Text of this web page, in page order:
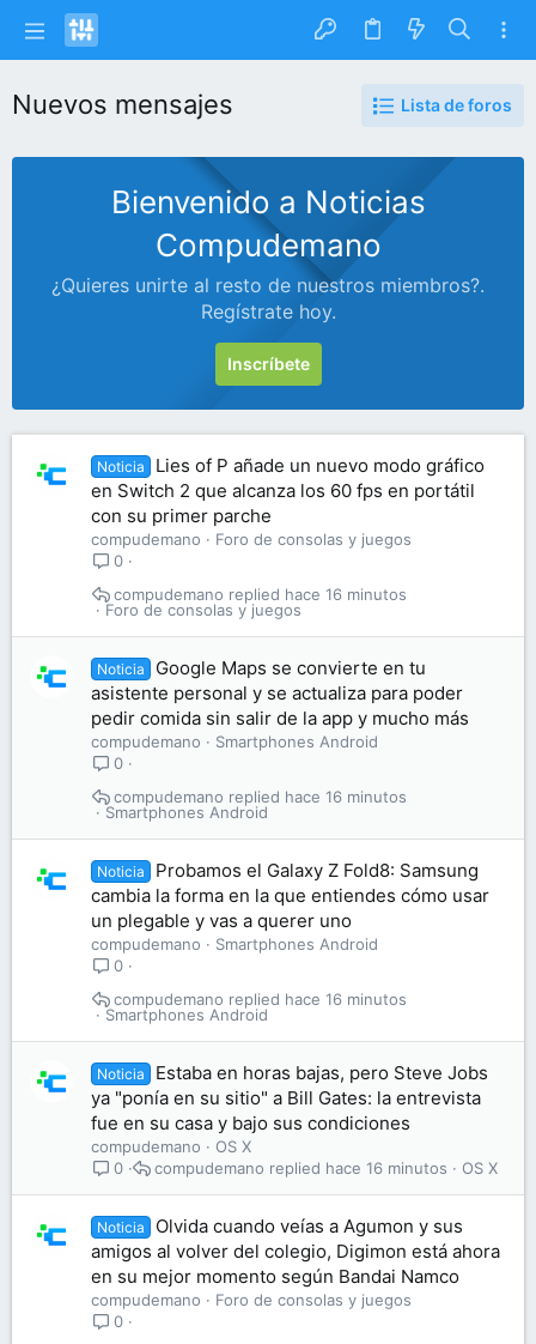
Nuevos mensajes Lista de foros
Bienvenido a Noticias
Compudemano
¿Quieres unirte al resto de nuestros miembros?.
Regístrate hoy.
Inscríbete
Noticia
Lies of P añade un nuevo modo gráfico
en Switch 2 que alcanza los 60 fps en portátil
con su primer parche
compudemano
Foro de consolas y juegos
0
Foro de consolas y juegos
hace 16 minutos
compudemano
Noticia
Google Maps se convierte en tu
asistente personal y se actualiza para poder
pedir comida sin salir de la app y mucho más
compudemano
Smartphones Android
0
Smartphones Android
hace 16 minutos
compudemano
Noticia
Probamos el Galaxy Z Fold8: Samsung
cambia la forma en la que entiendes cómo usar
un plegable y vas a querer uno
compudemano
Smartphones Android
0
Smartphones Android
hace 16 minutos
compudemano
Noticia
Estaba en horas bajas, pero Steve Jobs
ya "ponía en su sitio" a Bill Gates: la entrevista
fue en su casa y bajo sus condiciones
compudemano
OS X
0
OS X
hace 16 minutos
compudemano
Noticia
Olvida cuando veías a Agumon y sus
amigos al volver del colegio, Digimon está ahora
en su mejor momento según Bandai Namco
compudemano
Foro de consolas y juegos
0